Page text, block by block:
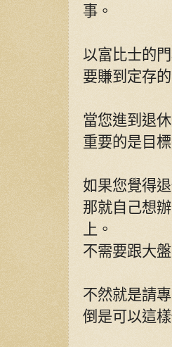
事。
以富比士的
要賺到定存
當您進到退
重要的是目
如果您覺得
那就自己想
上。
不需要跟大
不然就是請
倒是可以這